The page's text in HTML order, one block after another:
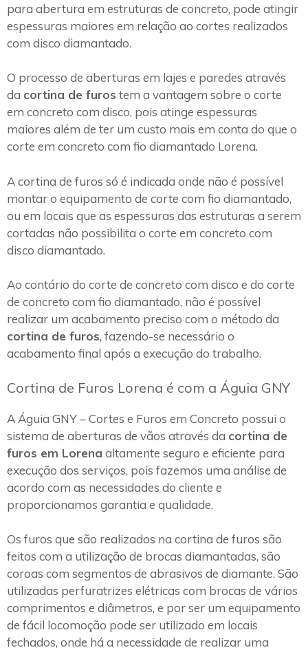
para abertura em estruturas de concreto, pode atingir
espessuras maiores em relação ao cortes realizados
com disco diamantado.
O processo de aberturas em lajes e paredes através
da cortina de furos tem a vantagem sobre o corte
em concreto com disco, pois atinge espessuras
maiores além de ter um custo mais em conta do que o
corte em concreto com fio diamantado Lorena.
A cortina de furos só é indicada onde não é possível
montar o equipamento de corte com fio diamantado,
ou em locais que as espessuras das estruturas a serem
cortadas não possibilita o corte em concreto com
disco diamantado.
Ao contário do corte de concreto com disco e do corte
de concreto com fio diamantado, não é possível
realizar um acabamento preciso com o método da
cortina de furos, fazendo-se necessário o
acabamento final após a execução do trabalho.
Cortina de Furos Lorena é com a Águia GNY
A Águia GNY – Cortes e Furos em Concreto possui o
sistema de aberturas de vãos através da cortina de
furos em Lorena altamente seguro e eficiente para
execução dos serviços, pois fazemos uma análise de
acordo com as necessidades do cliente e
proporcionamos garantia e qualidade.
Os furos que são realizados na cortina de furos são
feitos com a utilização de brocas diamantadas, são
coroas com segmentos de abrasivos de diamante. São
utilizadas perfuratrizes elétricas com brocas de vários
comprimentos e diâmetros, e por ser um equipamento
de fácil locomoção pode ser utilizado em locais
fechados, onde há a necessidade de realizar uma